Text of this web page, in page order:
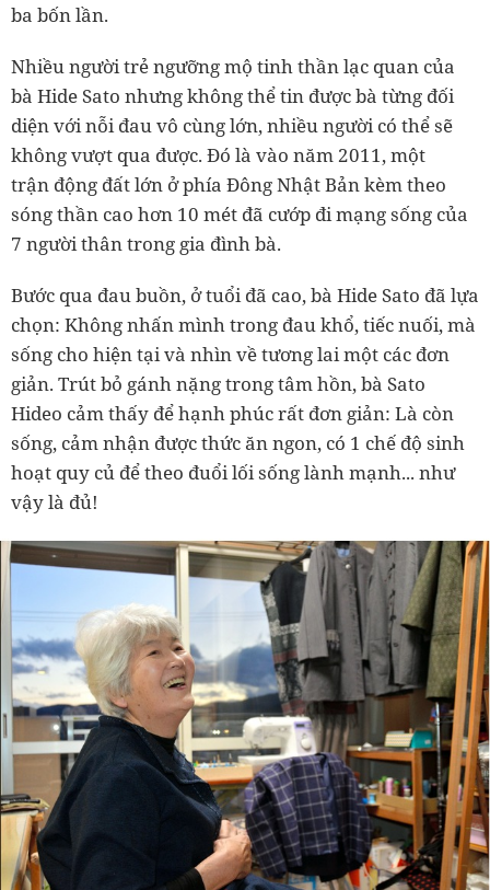
ba bốn lần.
Nhiều người trẻ ngưỡng mộ tinh thần lạc quan của
bà Hide Sato nhưng không thể tin được bà từng đối
diện với nỗi đau vô cùng lớn, nhiều người có thể sẽ
không vượt qua được. Đó là vào năm 2011, một
trận động đất lớn ở phía Đông Nhật Bản kèm theo
sóng thần cao hơn 10 mét đã cướp đi mạng sống của
7 người thân trong gia đình bà.
Bước qua đau buồn, ở tuổi đã cao, bà Hide Sato đã lựa
chọn: Không nhấn mình trong đau khổ, tiếc nuối, mà
sống cho hiện tại và nhìn về tương lai một các đơn
giản. Trút bỏ gánh nặng trong tâm hồn, bà Sato
Hideo cảm thấy để hạnh phúc rất đơn giản: Là còn
sống, cảm nhận được thức ăn ngon, có 1 chế độ sinh
hoạt quy củ để theo đuổi lối sống lành mạnh... như
vậy là đủ!